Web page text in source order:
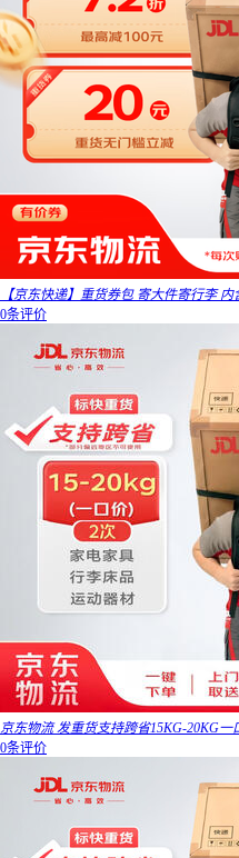
【京东快递】重货券包 寄大件寄行李
0条评价
京东物流 发重货支持跨省15KG-20KG
0条评价